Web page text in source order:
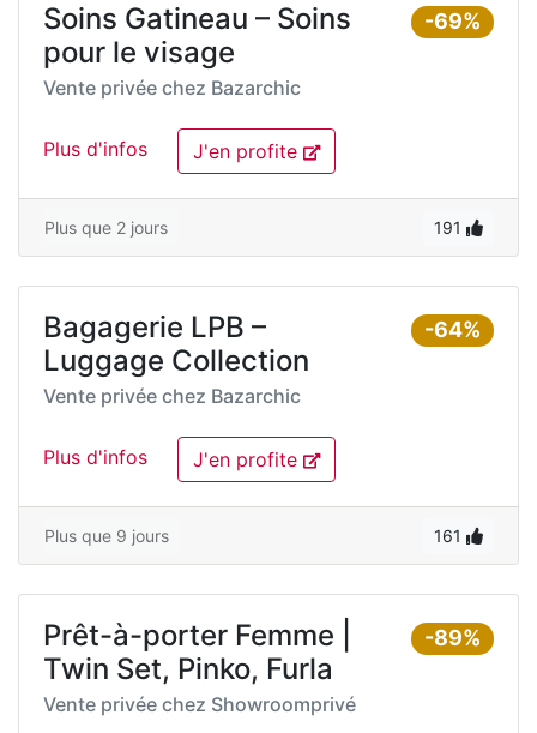
-69%
Soins Gatineau – Soins
pour le visage
Vente privée chez Bazarchic
Plus d'infos J'en profite
Plus que 2 jours 191
-64%
Bagagerie LPB –
Luggage Collection
Vente privée chez Bazarchic
Plus d'infos J'en profite
Plus que 9 jours 161
-89%
Prêt-à-porter Femme |
Twin Set, Pinko, Furla
Vente privée chez Showroomprivé